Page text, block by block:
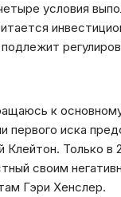
условия
к
первого иска
Только в
своим
Гэри Хенслер.